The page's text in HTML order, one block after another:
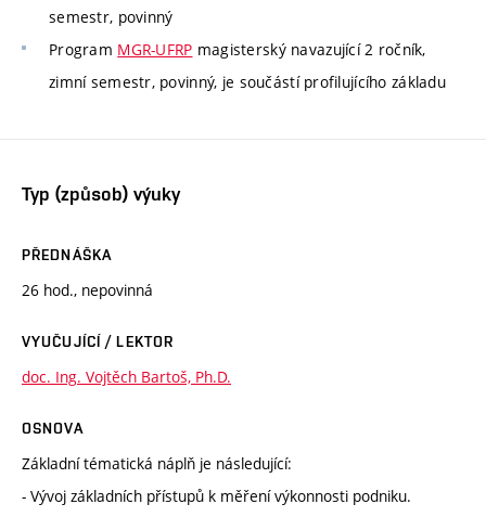
semestr, povinný
Program MGR-UFRP magisterský navazující 2 ročník,
zimní semestr, povinný, je součástí profilujícího základu
Typ (způsob) výuky
PŘEDNÁŠKA
26 hod., nepovinná
VYUČUJÍCÍ / LEKTOR
doc. Ing. Vojtěch Bartoš, Ph.D.
OSNOVA
Základní tématická náplň je následující:
- Vývoj základních přístupů k měření výkonnosti podniku.